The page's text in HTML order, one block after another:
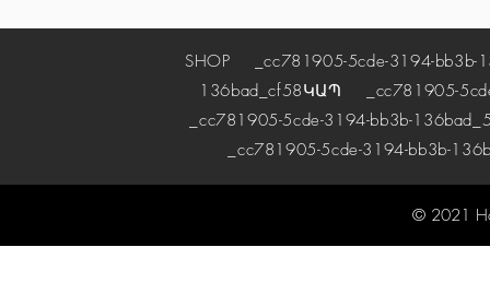
SHOP
_cc781905-5cde-3194-bb3b-
136bad_cf58ԿԱՊ _cc781905-
_cc781905-5cde-3194-bb3b-
_cc781905-5cde-3194-bb3b-
© 2021